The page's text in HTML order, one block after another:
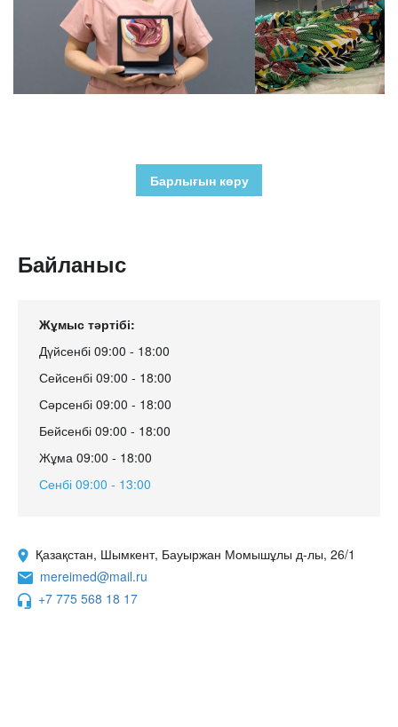
Барлығын көру
Байланыс
Жұмыс тәртібі:
Дүйсенбі 09:00 - 18:00
Сейсенбі 09:00 - 18:00
Сәрсенбі 09:00 - 18:00
Бейсенбі 09:00 - 18:00
Жұма 09:00 - 18:00
Сенбі 09:00 - 13:00
Қазақстан, Шымкент, Бауыржан Момышұлы д-лы, 26/1
mereimed@mail.ru
+7 775 568 18 17